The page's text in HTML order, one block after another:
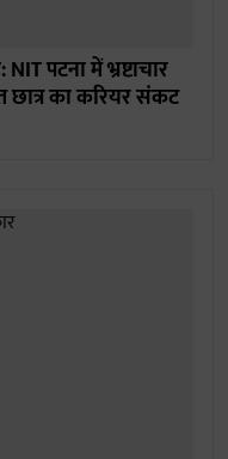
पटना में भ्रष्टाचार
छात्र का करियर संकट